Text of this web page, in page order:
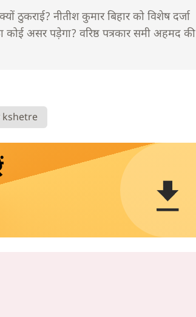
ठुकराई? नीतीश कुमार बिहार को विशेष दर्जा
असर पड़ेगा? वरिष्ठ पत्रकार समी अहमद की
kshetre